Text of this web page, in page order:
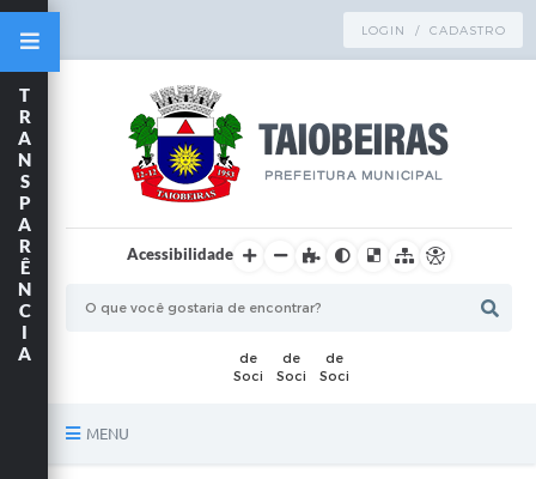
LOGIN / CADASTRO
Acessibilidade
MENU
T
R
A
N
S
P
A
R
Ê
N
C
I
A